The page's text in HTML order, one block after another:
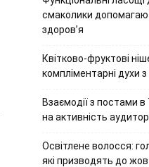
смаколики
здоров’я
Квітково-фруктові
компліментарні духи
Взаємодії з постами
на активність
Освітлене волосся:
які призводять до